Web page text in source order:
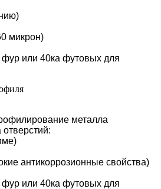
микрон)
фур или 40ка футовых для
металла
отверстий:
антикоррозионные свойства)
фур или 40ка футовых для